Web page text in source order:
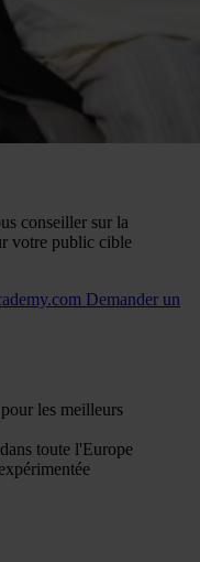
conseiller sur la
votre public cible
Demander un
les meilleurs
toute l'Europe